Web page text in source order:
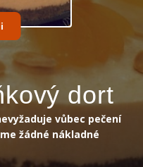
dort
vůbec pečení
žádné nákladné